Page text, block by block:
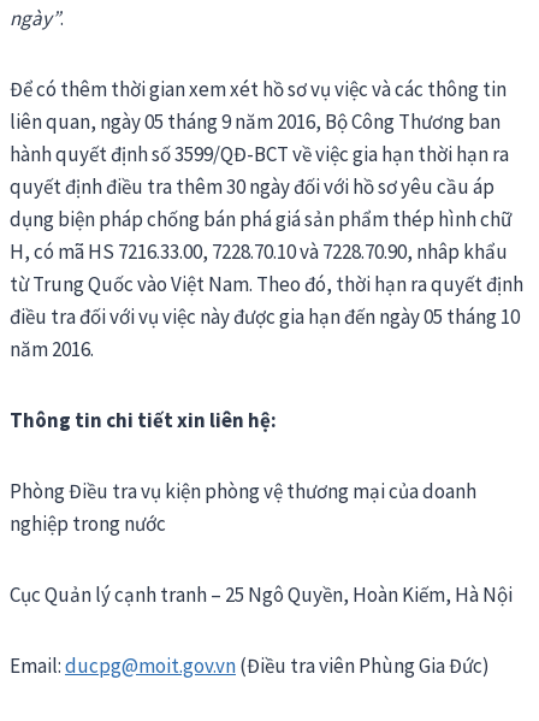
ngày”.
Để có thêm thời gian xem xét hồ sơ vụ việc và các thông tin
liên quan, ngày 05 tháng 9 năm 2016, Bộ Công Thương ban
hành quyết định số 3599/QĐ-BCT về việc gia hạn thời hạn ra
quyết định điều tra thêm 30 ngày đối với hồ sơ yêu cầu áp
dụng biện pháp chống bán phá giá sản phẩm thép hình chữ
H, có mã HS 7216.33.00, 7228.70.10 và 7228.70.90, nhâp khẩu
từ Trung Quốc vào Việt Nam. Theo đó, thời hạn ra quyết định
điều tra đối với vụ việc này được gia hạn đến ngày 05 tháng 10
năm 2016.
Thông tin chi tiết xin liên hệ:
Phòng Điều tra vụ kiện phòng vệ thương mại của doanh
nghiệp trong nước
Cục Quản lý cạnh tranh – 25 Ngô Quyền, Hoàn Kiếm, Hà Nội
Email:ducpg@moit.gov.vn(Điều tra viên Phùng Gia Đức)